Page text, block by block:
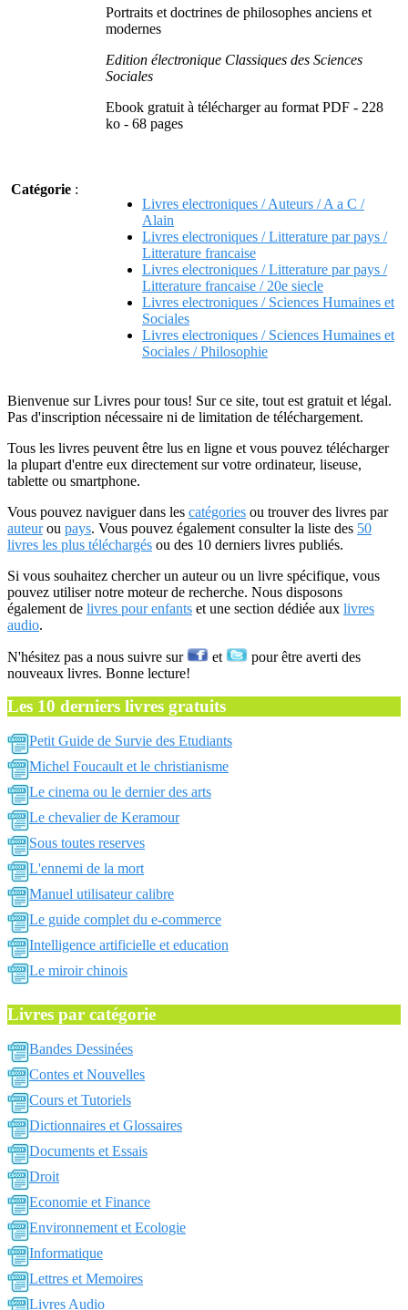
Portraits et doctrines de philosophes anciens et
modernes
Edition électronique Classiques des Sciences
Sociales
Ebook gratuit à télécharger au format PDF - 228
ko - 68 pages
Catégorie :
Livres electroniques / Auteurs / A a C /
Alain
Livres electroniques / Litterature par pays /
Litterature francaise
Livres electroniques / Litterature par pays /
Litterature francaise / 20e siecle
Livres electroniques / Sciences Humaines et
Sociales
Livres electroniques / Sciences Humaines et
Sociales / Philosophie
Bienvenue sur Livres pour tous! Sur ce site, tout est gratuit et légal.
Pas d'inscription nécessaire ni de limitation de téléchargement.
Tous les livres peuvent être lus en ligne et vous pouvez télécharger
la plupart d'entre eux directement sur votre ordinateur, liseuse,
tablette ou smartphone.
Vous pouvez naviguer dans les catégories ou trouver des livres par
auteurou pays. Vous pouvez également consulter la liste des 50
livres les plus téléchargés ou des 10 derniers livres publiés.
Si vous souhaitez chercher un auteur ou un livre spécifique, vous
pouvez utiliser notre moteur de recherche. Nous disposons
également de livres pour enfants et une section dédiée aux livres
audio.
N'hésitez pas a nous suivre sur et
pour être averti des
nouveaux livres. Bonne lecture!
Les 10 derniers livres gratuits
Petit Guide de Survie des Etudiants
Michel Foucault et le christianisme
Le cinema ou le dernier des arts
Le chevalier de Keramour
Sous toutes reserves
L'ennemi de la mort
Manuel utilisateur calibre
Le guide complet du e-commerce
Intelligence artificielle et education
Le miroir chinois
Livres par catégorie
Bandes Dessinées
Contes et Nouvelles
Cours et Tutoriels
Dictionnaires et Glossaires
Documents et Essais
Droit
Economie et Finance
Environnement et Ecologie
Informatique
Lettres et Memoires
Livres Audio